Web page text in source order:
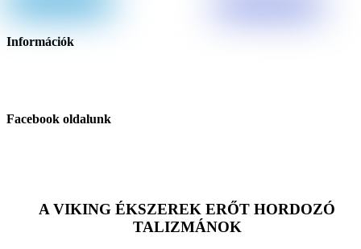
Információk
Facebook oldalunk
A VIKING ÉKSZEREK ERŐT HORDOZÓ
TALIZMÁNOK